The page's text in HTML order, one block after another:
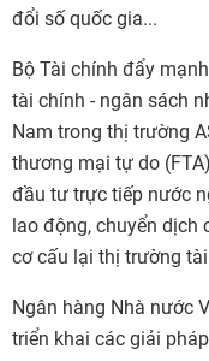
đổi số quốc gia...
Bộ Tài chính đẩy
tài chính - ngân sách
Nam trong thị trường
thương mại tự do
đầu tư trực tiếp nước
lao động, chuyển dịch
cơ cấu lại thị trường
Ngân hàng Nhà nước
triển khai các giải